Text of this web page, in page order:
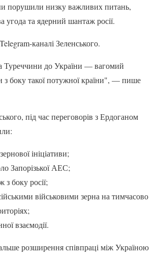
порушили низку важливих питань,
угода та ядерний шантаж росії.
каналі Зеленського.
Туреччини до України — вагомий
з боку такої потужної країни", — пише
під час переговорів з Ердоганом
ініціативи;
Запорізької АЕС;
боку росії;
військовими зерна на тимчасово
взаємодії.
розширення співпраці між Україною